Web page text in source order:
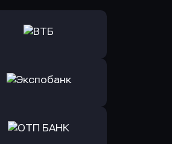
Оправить заявку
Оправить заявку